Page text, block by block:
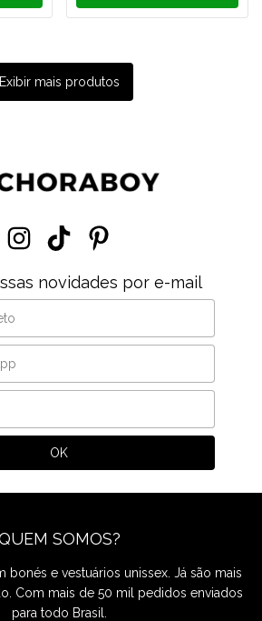
Exibir mais produtos
novidades por e-mail
SOMOS?
bonés e vestuários unissex. Já são mais
Com mais de 50 mil pedidos enviados
para todo Brasil.